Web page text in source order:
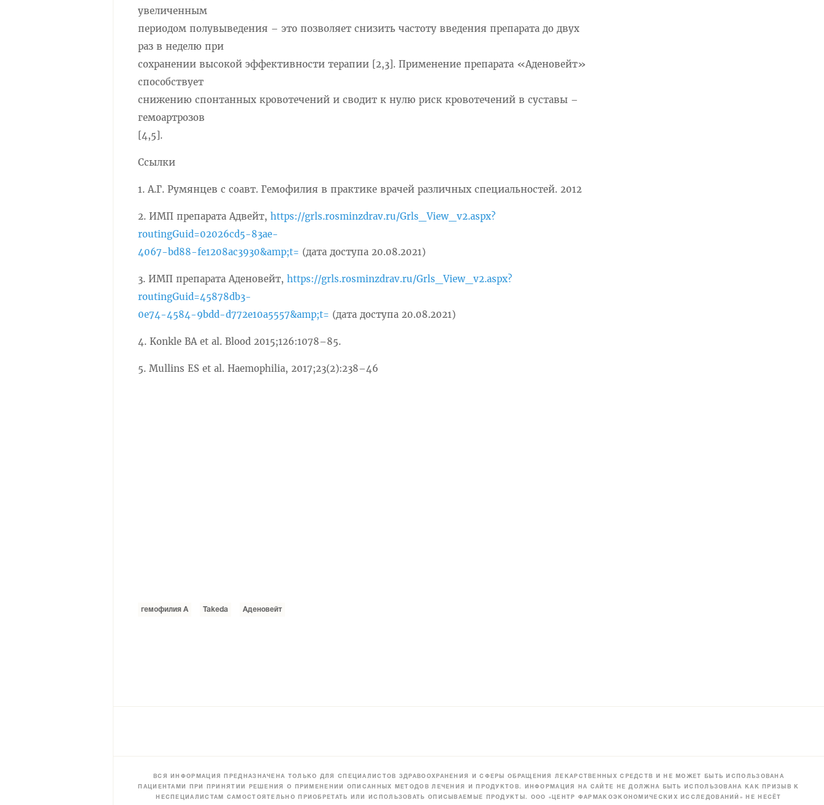
увеличенным
периодом полувыведения – это позволяет снизить частоту введения препарата до двух
раз в неделю при
сохранении высокой эффективности терапии [2,3]. Применение препарата «Аденовейт»
способствует
снижению спонтанных кровотечений и сводит к нулю риск кровотечений в суставы –
гемоартрозов
[4,5].
Ссылки
1. А.Г. Румянцев c соавт. Гемофилия в практике врачей различных специальностей. 2012
2. ИМП препарата Адвейт, https://grls.rosminzdrav.ru/Grls_View_v2.aspx?
routingGuid=02026cd5-83ae-
4067-bd88-fe1208ac3930&amp;t= (дата доступа 20.08.2021)
3. ИМП препарата Аденовейт, https://grls.rosminzdrav.ru/Grls_View_v2.aspx?
routingGuid=45878db3-
0e74-4584-9bdd-d772e10a5557&amp;t= (дата доступа 20.08.2021)
4. Konkle BA et al. Blood 2015;126:1078–85.
5. Mullins ES et al. Haemophilia, 2017;23(2):238–46
гемофилия А Takeda Аденовейт
ВСЯ ИНФОРМАЦИЯ ПРЕДНАЗНАЧЕНА ТОЛЬКО ДЛЯ СПЕЦИАЛИСТОВ ЗДРАВООХРАНЕНИЯ И СФЕРЫ ОБРАЩЕНИЯ ЛЕКАРСТВЕННЫХ СРЕДСТВ И НЕ МОЖЕТ БЫТЬ ИСПОЛЬЗОВАНА
ПАЦИЕНТАМИ ПРИ ПРИНЯТИИ РЕШЕНИЯ О ПРИМЕНЕНИИ ОПИСАННЫХ МЕТОДОВ ЛЕЧЕНИЯ И ПРОДУКТОВ. ИНФОРМАЦИЯ НА САЙТЕ НЕ ДОЛЖНА БЫТЬ ИСПОЛЬЗОВАНА КАК ПРИЗЫВ К
НЕСПЕЦИАЛИСТАМ САМОСТОЯТЕЛЬНО ПРИОБРЕТАТЬ ИЛИ ИСПОЛЬЗОВАТЬ ОПИСЫВАЕМЫЕ ПРОДУКТЫ. ООО «ЦЕНТР ФАРМАКОЭКОНОМИЧЕСКИХ ИССЛЕДОВАНИЙ» НЕ НЕСЁТ